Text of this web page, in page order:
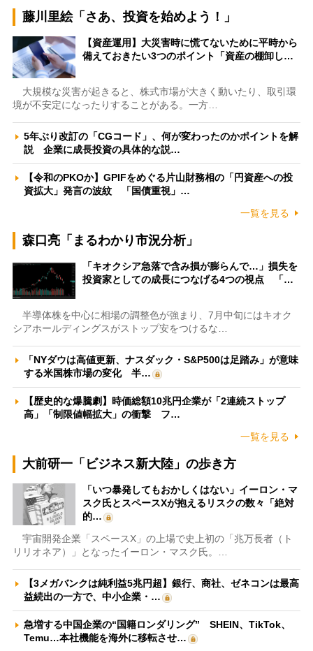
藤川里絵「さあ、投資を始めよう！」
【資産運用】大災害時に慌てないために平時から
備えておきたい3つのポイント「資産の棚卸し…
大規模な災害が起きると、株式市場が大きく動いたり、取引環
境が不安定になったりすることがある。一方…
5年ぶり改訂の「CGコード」、何が変わったのかポイントを解
説 企業に成長投資の具体的な説…
【令和のPKOか】GPIFをめぐる片山財務相の「円資産への投
資拡大」発言の波紋 「国債重視」…
一覧を見る
森口亮「まるわかり市況分析」
「キオクシア急落で含み損が膨らんで…」損失を
投資家としての成長につなげる4つの視点 「…
半導体株を中心に相場の調整色が強まり、7月中旬にはキオク
シアホールディングスがストップ安をつけるな…
「NYダウは高値更新、ナスダック・S&P500は足踏み」が意味
する米国株市場の変化 半…
【歴史的な爆騰劇】時価総額10兆円企業が「2連続ストップ
高」「制限値幅拡大」の衝撃 フ…
一覧を見る
大前研一「ビジネス新大陸」の歩き方
「いつ暴発してもおかしくはない」イーロン・マ
スク氏とスペースXが抱えるリスクの数々「絶対
的…
宇宙開発企業「スペースX」の上場で史上初の「兆万長者（ト
リリオネア）」となったイーロン・マスク氏。…
【3メガバンクは純利益5兆円超】銀行、商社、ゼネコンは最高
益続出の一方で、中小企業・…
急増する中国企業の“国籍ロンダリング” SHEIN、TikTok、
Temu…本社機能を海外に移転させ…